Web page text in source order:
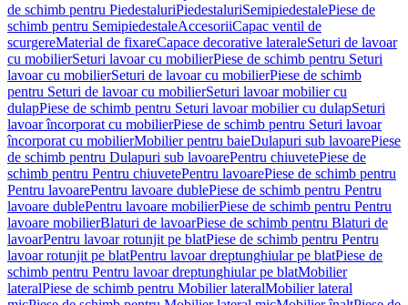
de schimb pentru PiedestaluriPiedestaluriSemipiedestalePiese de
schimb pentru SemipiedestaleAccesoriiCapac ventil de
scurgereMaterial de fixareCapace decorative lateraleSeturi de lavoar
cu mobilierSeturi lavoar cu mobilierPiese de schimb pentru Seturi
lavoar cu mobilierSeturi de lavoar cu mobilierPiese de schimb
pentru Seturi de lavoar cu mobilierSeturi lavoar mobilier cu
dulapPiese de schimb pentru Seturi lavoar mobilier cu dulapSeturi
lavoar încorporat cu mobilierPiese de schimb pentru Seturi lavoar
încorporat cu mobilierMobilier pentru baieDulapuri sub lavoarePiese
de schimb pentru Dulapuri sub lavoarePentru chiuvetePiese de
schimb pentru Pentru chiuvetePentru lavoarePiese de schimb pentru
Pentru lavoarePentru lavoare dublePiese de schimb pentru Pentru
lavoare dublePentru lavoare mobilierPiese de schimb pentru Pentru
lavoare mobilierBlaturi de lavoarPiese de schimb pentru Blaturi de
lavoarPentru lavoar rotunjit pe blatPiese de schimb pentru Pentru
lavoar rotunjit pe blatPentru lavoar dreptunghiular pe blatPiese de
schimb pentru Pentru lavoar dreptunghiular pe blatMobilier
lateralPiese de schimb pentru Mobilier lateralMobilier lateral